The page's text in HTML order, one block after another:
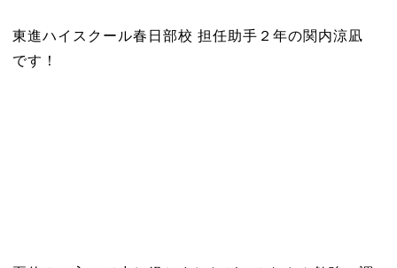
東進ハイスクール春日部校 担任助手２年の関内涼凪
です！